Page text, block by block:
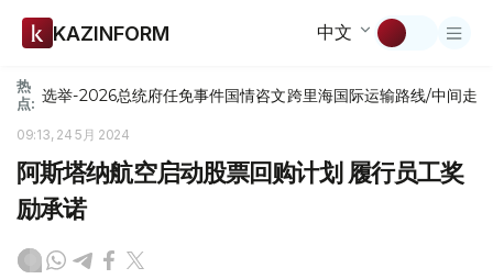
KAZINFORM 中文
热
点: 选举-2026总统府任免事件国情咨文跨里海国际运输路线/中间走廊
09:13, 24 5月 2024
阿斯塔纳航空启动股票回购计划 履行员工奖
励承诺